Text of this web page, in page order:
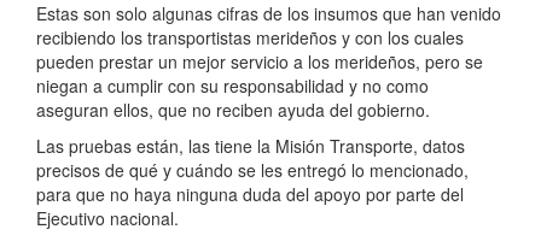
Estas son solo algunas cifras de los insumos que han venido
recibiendo los transportistas merideños y con los cuales
pueden prestar un mejor servicio a los merideños, pero se
niegan a cumplir con su responsabilidad y no como
aseguran ellos, que no reciben ayuda del gobierno.
Las pruebas están, las tiene la Misión Transporte, datos
precisos de qué y cuándo se les entregó lo mencionado,
para que no haya ninguna duda del apoyo por parte del
Ejecutivo nacional.